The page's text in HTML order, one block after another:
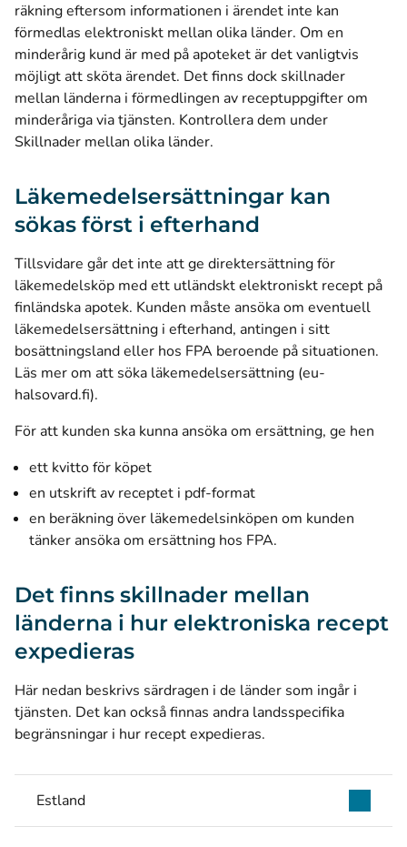
räkning eftersom informationen i ärendet inte kan
förmedlas elektroniskt mellan olika länder. Om en
minderårig kund är med på apoteket är det vanligtvis
möjligt att sköta ärendet. Det finns dock skillnader
mellan länderna i förmedlingen av receptuppgifter om
minderåriga via tjänsten. Kontrollera dem under
Skillnader mellan olika länder.
Läkemedelsersättningar kan
sökas först i efterhand
Tillsvidare går det inte att ge direktersättning för
läkemedelsköp med ett utländskt elektroniskt recept på
finländska apotek. Kunden måste ansöka om eventuell
läkemedelsersättning i efterhand, antingen i sitt
bosättningsland eller hos FPA beroende på situationen.
Läs mer om att söka läkemedelsersättning (eu-
halsovard.fi)(öppnas i ett nytt fönster)
.
För att kunden ska kunna ansöka om ersättning, ge hen
ett kvitto för köpet
en utskrift av receptet i pdf-format
en beräkning över läkemedelsinköpen om kunden
tänker ansöka om ersättning hos FPA.
Det finns skillnader mellan
länderna i hur elektroniska recept
expedieras
Här nedan beskrivs särdragen i de länder som ingår i
tjänsten. Det kan också finnas andra landsspecifika
begränsningar i hur recept expedieras.
Estland